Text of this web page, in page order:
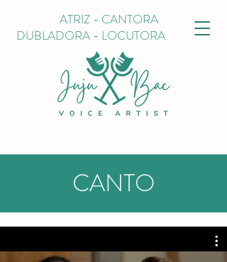
ATRIZ - CANTORA
DUBLADORA - LOCUTORA
CANTO